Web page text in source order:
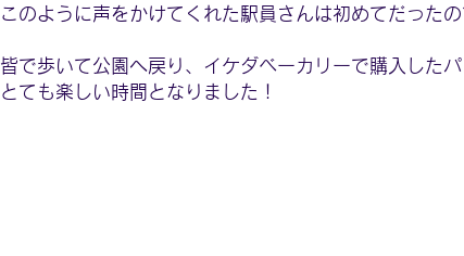
このように声をかけてくれた駅員さんは初めてだった
皆で歩いて公園へ戻り、イケダベーカリーで購入した
とても楽しい時間となりました！